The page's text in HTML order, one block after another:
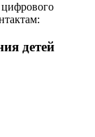
цифрового
детей